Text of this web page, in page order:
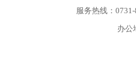
服务热线：
办公